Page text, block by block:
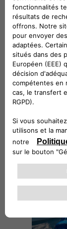
Les
que les
De
du
Seules
et au